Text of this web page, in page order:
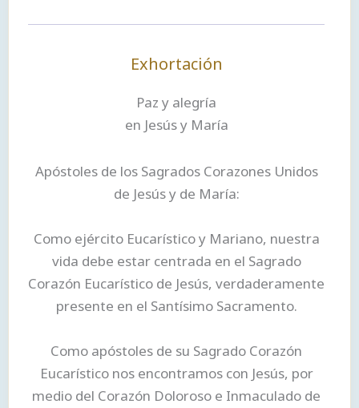
Exhortación
Paz y alegría
en Jesús y María
Apóstoles de los Sagrados Corazones Unidos
de Jesús y de María:
Como ejército Eucarístico y Mariano, nuestra
vida debe estar centrada en el Sagrado
Corazón Eucarístico de Jesús, verdaderamente
presente en el Santísimo Sacramento.
Como apóstoles de su Sagrado Corazón
Eucarístico nos encontramos con Jesús, por
medio del Corazón Doloroso e Inmaculado de